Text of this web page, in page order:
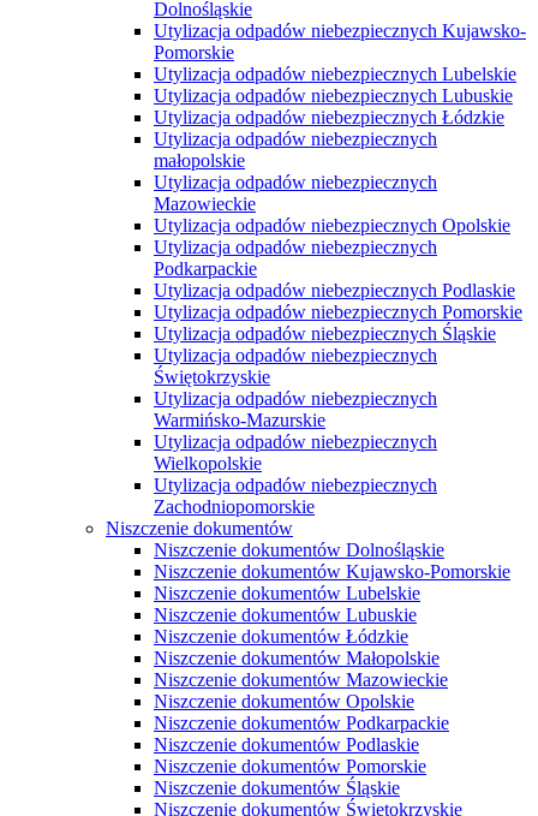
Dolnośląskie
Utylizacja odpadów niebezpiecznych Kujawsko-
Pomorskie
Utylizacja odpadów niebezpiecznych Lubelskie
Utylizacja odpadów niebezpiecznych Lubuskie
Utylizacja odpadów niebezpiecznych Łódzkie
Utylizacja odpadów niebezpiecznych
małopolskie
Utylizacja odpadów niebezpiecznych
Mazowieckie
Utylizacja odpadów niebezpiecznych Opolskie
Utylizacja odpadów niebezpiecznych
Podkarpackie
Utylizacja odpadów niebezpiecznych Podlaskie
Utylizacja odpadów niebezpiecznych Pomorskie
Utylizacja odpadów niebezpiecznych Śląskie
Utylizacja odpadów niebezpiecznych
Świętokrzyskie
Utylizacja odpadów niebezpiecznych
Warmińsko-Mazurskie
Utylizacja odpadów niebezpiecznych
Wielkopolskie
Utylizacja odpadów niebezpiecznych
Zachodniopomorskie
Niszczenie dokumentów
Niszczenie dokumentów Dolnośląskie
Niszczenie dokumentów Kujawsko-Pomorskie
Niszczenie dokumentów Lubelskie
Niszczenie dokumentów Lubuskie
Niszczenie dokumentów Łódzkie
Niszczenie dokumentów Małopolskie
Niszczenie dokumentów Mazowieckie
Niszczenie dokumentów Opolskie
Niszczenie dokumentów Podkarpackie
Niszczenie dokumentów Podlaskie
Niszczenie dokumentów Pomorskie
Niszczenie dokumentów Śląskie
Niszczenie dokumentów Świętokrzyskie